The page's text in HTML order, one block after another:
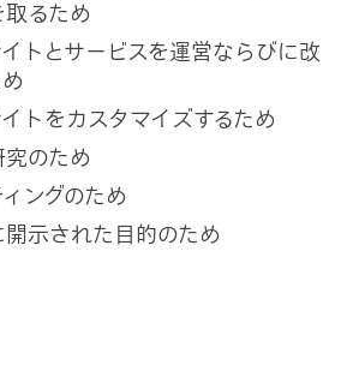
るため
トとサービスを運営ならびに改
トをカスタマイズするため
のため
ングのため
示された目的のため